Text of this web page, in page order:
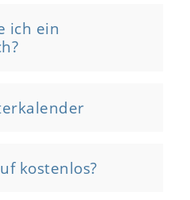
ich ein
kostenlos?